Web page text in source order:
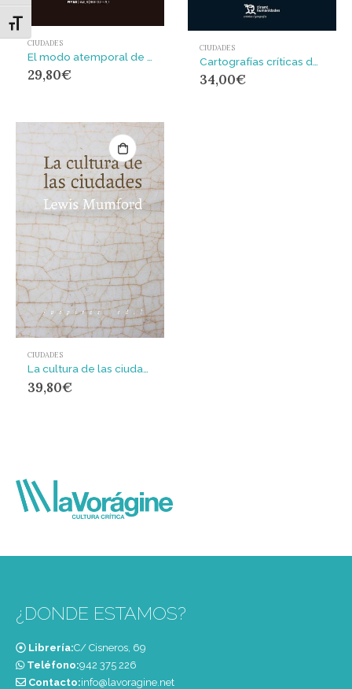
Alternar tamaño de letra
CIUDADES
29,80€
CIUDADES
34,00€
CIUDADES
39,80€
¿DONDE ESTAMOS?
Librería:C/ Cisneros, 69
Teléfono:‭942 375 226‬
Contacto:info@lavoragine.net